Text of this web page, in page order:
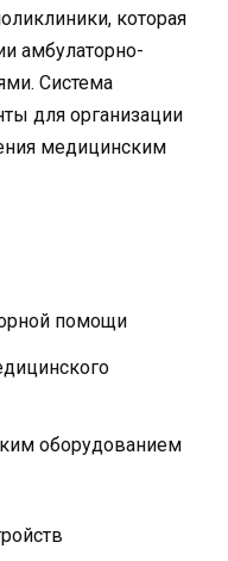
которая
амбулаторно-
Система
для организации
медицинским
помощи
оборудованием